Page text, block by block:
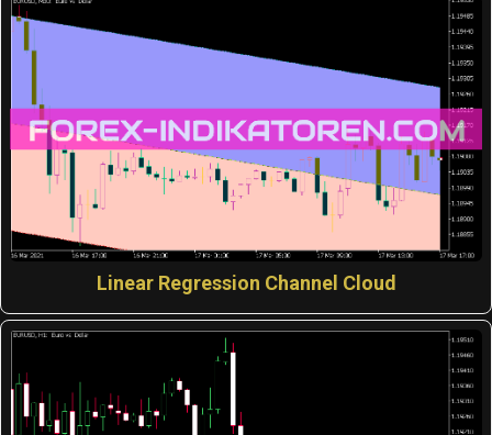
Linear Regression Channel Cloud